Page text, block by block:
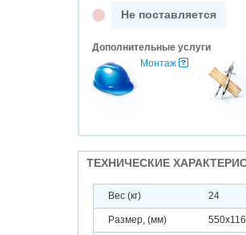
Не поставляется
Дополнительные услуги
Монтаж
ТЕХНИЧЕСКИЕ
Вес (кг) 24
Размер, (мм)